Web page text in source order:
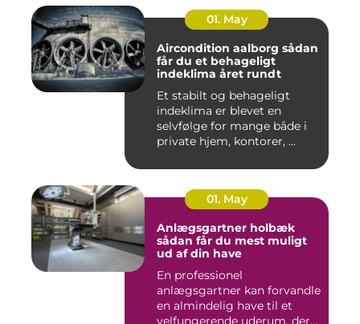
01. May
Aircondition aalborg sådan
får du et behageligt
indeklima året rundt
Et stabilt og behageligt
indeklima er blevet en
selvfølge for mange både i
private hjem, kontorer, ...
01. May
Anlægsgartner holbæk
sådan får du mest muligt
ud af din have
En professionel
anlægsgartner kan forvandle
en almindelig have til et
velfungerende uderum, der